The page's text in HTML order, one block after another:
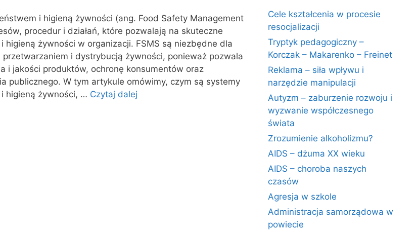
i higieną żywności (ang. Food Safety Management
procedur i działań, które pozwalają na skuteczne
higieną żywności w organizacji. FSMS są niezbędne dla
i dystrybucją żywności, ponieważ pozwala
i jakości produktów, ochronę konsumentów oraz
publicznego. W tym artykule omówimy, czym są systemy
higieną żywności, … Czytaj dalej
Cele kształcenia w procesie
resocjalizacji
Tryptyk pedagogiczny –
Korczak – Makarenko – Freinet
Reklama – siła wpływu i
narzędzie manipulacji
Autyzm – zaburzenie rozwoju i
wyzwanie współczesnego
świata
Zrozumienie alkoholizmu?
AIDS – dżuma XX wieku
AIDS – choroba naszych
czasów
Agresja w szkole
Administracja samorządowa w
powiecie